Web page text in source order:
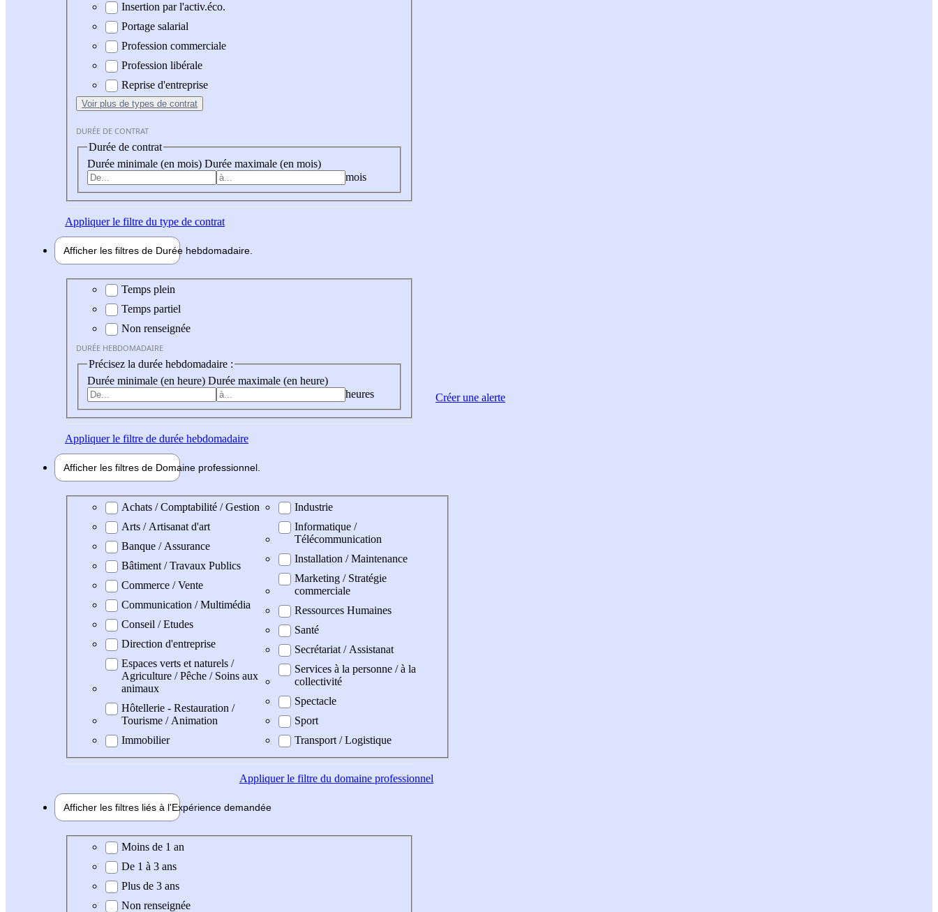
Insertion par l'activ.éco.
Portage salarial
Profession commerciale
Profession libérale
Reprise d'entreprise
Voir plus de types de contrat
DURÉE DE CONTRAT
Durée de contrat
Durée minimale (en mois) Durée maximale (en mois)
mois
Appliquerle filtre du type de contrat
Afficher les filtres de Durée hebdomadaire
Durée hebdomadaire
Temps plein
Temps partiel
Non renseignée
DURÉE HEBDOMADAIRE
Précisez la durée hebdomadaire :
Durée minimale (en heure) Durée maximale (en heure)
heures
Appliquerle filtre de durée hebdomadaire
Afficher les filtres de Domaine professionnel
Domaine professionel
Achats / Comptabilité / Gestion
Arts / Artisanat d'art
Banque / Assurance
Bâtiment / Travaux Publics
Commerce / Vente
Communication / Multimédia
Conseil / Etudes
Direction d'entreprise
Espaces verts et naturels /
Agriculture / Pêche / Soins aux
animaux
Hôtellerie - Restauration /
Tourisme / Animation
Immobilier
Industrie
Informatique /
Télécommunication
Installation / Maintenance
Marketing / Stratégie
commerciale
Ressources Humaines
Santé
Secrétariat / Assistanat
Services à la personne / à la
collectivité
Spectacle
Sport
Transport / Logistique
Appliquerle filtre du domaine professionnel
Afficher les filtres liés à l'Expérience demandée
Expérience demandée
Moins de 1 an
De 1 à 3 ans
Plus de 3 ans
Non renseignée
Créer une alerte